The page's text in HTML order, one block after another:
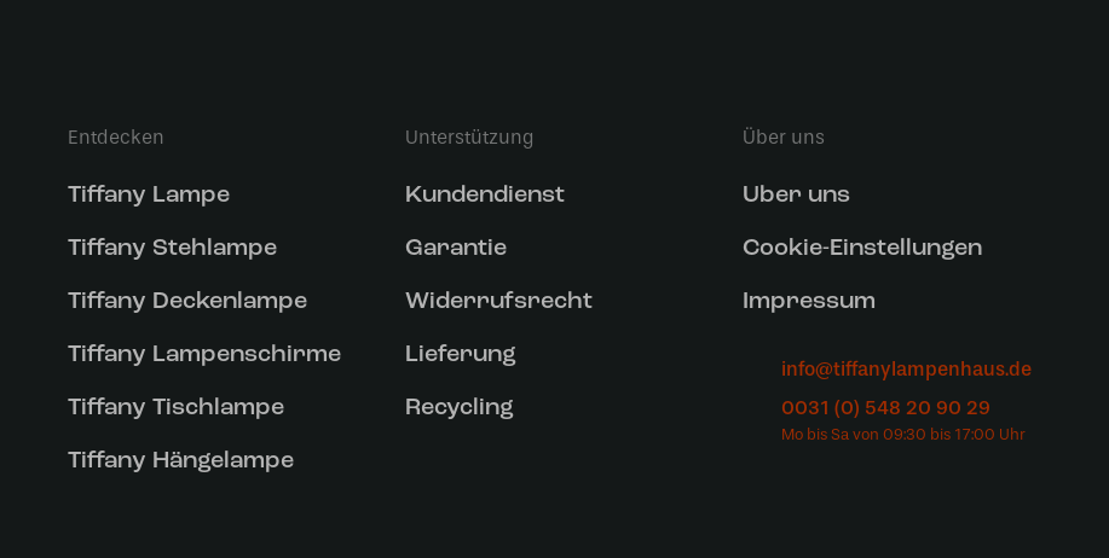
Entdecken
Tiffany Lampe
Tiffany Stehlampe
Tiffany Deckenlampe
Tiffany Lampenschirme
Tiffany Tischlampe
Tiffany Hängelampe
Unterstützung
Kundendienst
Garantie
Widerrufsrecht
Lieferung
Recycling
Über uns
Uber uns
Cookie-Einstellungen
Impressum
info@tiffanylampenhaus.de
0031 (0) 548 20 90 29